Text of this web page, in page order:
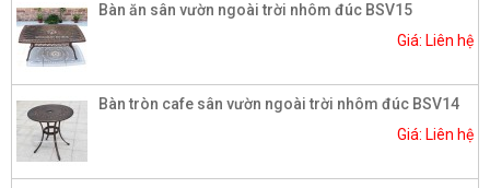
Bàn ăn sân vườn ngoài trời nhôm đúc BSV15
Giá: Liên hệ
Bàn tròn cafe sân vườn ngoài trời nhôm đúc BSV14
Giá: Liên hệ